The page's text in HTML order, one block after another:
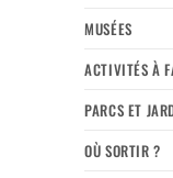
MUSÉES
ACTIVITÉS À
PARCS ET
OÙ SORTIR ?